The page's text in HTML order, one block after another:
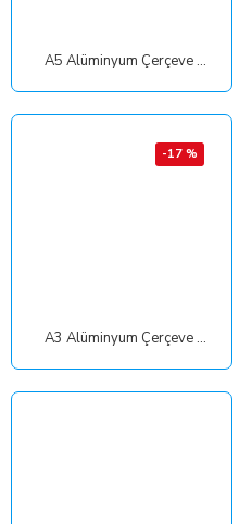
A5 Alüminyum Çerçeve 15x21 cm
-17 %
A3 Alüminyum Çerçeve 30x42 cm